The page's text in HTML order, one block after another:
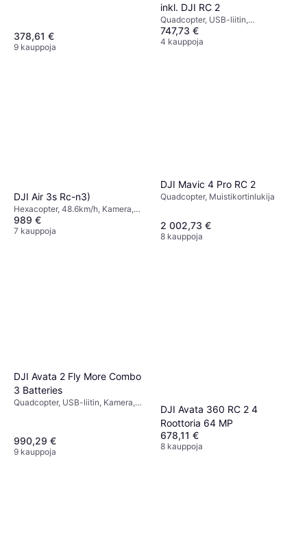
378,61 €
9 kauppoja
inkl. DJI RC 2
Quadcopter, USB-liitin,
Mobiilisovellus, Kamera
747,73 €
4 kauppoja
DJI Air 3s Rc-n3)
Hexacopter, 48.6km/h, Kamera,
USB-liitin, Wi-Fi, GPS, Bluetooth
989 €
7 kauppoja
DJI Mavic 4 Pro RC 2
Quadcopter, Muistikortinlukija
2 002,73 €
8 kauppoja
DJI Avata 2 Fly More Combo
3 Batteries
Quadcopter, USB-liitin, Kamera,
Person View), Wi-Fi
990,29 €
9 kauppoja
DJI Avata 360 RC 2 4
Roottoria 64 MP
678,11 €
8 kauppoja